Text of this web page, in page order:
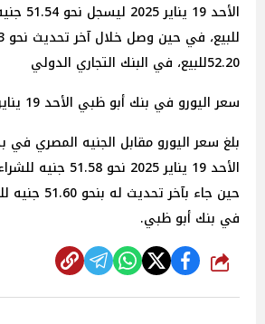
52.20للبيع، في البنك التجاري الدولي
سعر اليورو في بنك أبو ظبي الأحد 19 يناير 2025
بلغ سعر اليورو مقابل الجنيه المصري في
في بنك أبو ظبي.
شارك